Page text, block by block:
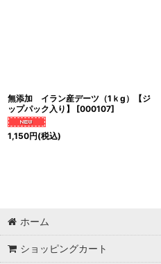
無添加 イラン産デーツ（1ｋg）【ジ
ップパック入り】
[000107]
1,150円(税込)
ホーム
ショッピングカート